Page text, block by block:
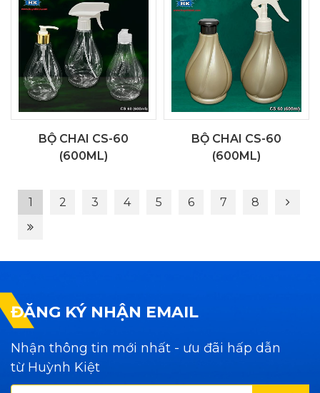
BỘ CHAI CS-60
(600ML)
BỘ CHAI CS-60
(600ML)
1 2 3 4 5 6 7 8
ĐĂNG KÝ NHẬN EMAIL
Nhận thông tin mới nhất - ưu đãi hấp dẫn
từ Huỳnh Kiệt